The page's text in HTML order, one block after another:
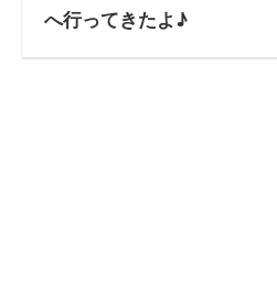
へ行ってきたよ♪